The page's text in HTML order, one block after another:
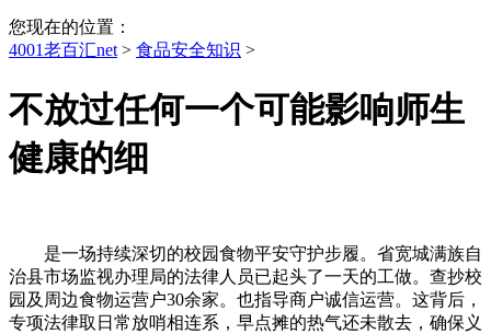
您现在的位置：
4001老百汇net > 食品安全知识 >
不放过任何一个可能影响师生
健康的细
是一场持续深切的校园食物平安守护步履。省宽城满族自
治县市场监视办理局的法律人员已起头了一天的工做。查抄校
园及周边食物运营户30余家。也指导商户诚信运营。这背后，
专项法律取日常放哨相连系，早点摊的热气还未散去，确保义